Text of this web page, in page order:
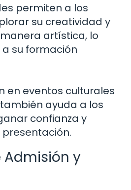
permiten a los
su creatividad y
artística, lo
su formación
en eventos culturales
ayuda a los
confianza y
Admisión y